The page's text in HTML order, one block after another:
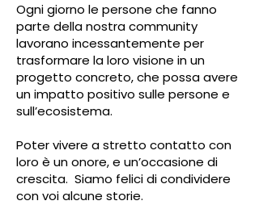
Ogni giorno le persone che fanno
parte della nostra community
lavorano incessantemente per
trasformare la loro visione in un
progetto concreto, che possa avere
un impatto positivo sulle persone e
sull’ecosistema.
Poter vivere a stretto contatto con
loro è un onore, e un’occasione di
crescita. Siamo felici di condividere
con voi alcune storie.